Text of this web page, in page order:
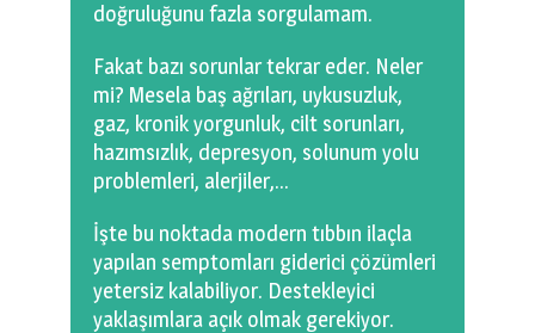
doğruluğunu fazla sorgulamam.
Fakat bazı sorunlar tekrar eder. Neler
mi? Mesela baş ağrıları, uykusuzluk,
gaz, kronik yorgunluk, cilt sorunları,
hazımsızlık, depresyon, solunum yolu
problemleri, alerjiler,…
İşte bu noktada modern tıbbın ilaçla
yapılan semptomları giderici çözümleri
yetersiz kalabiliyor. Destekleyici
yaklaşımlara açık olmak gerekiyor.